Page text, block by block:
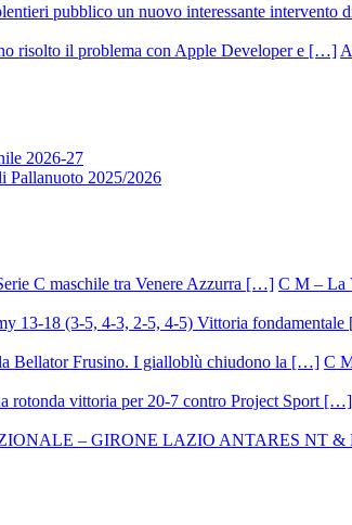
2026-27
Pallanuoto 2025/2026
C M – La
C